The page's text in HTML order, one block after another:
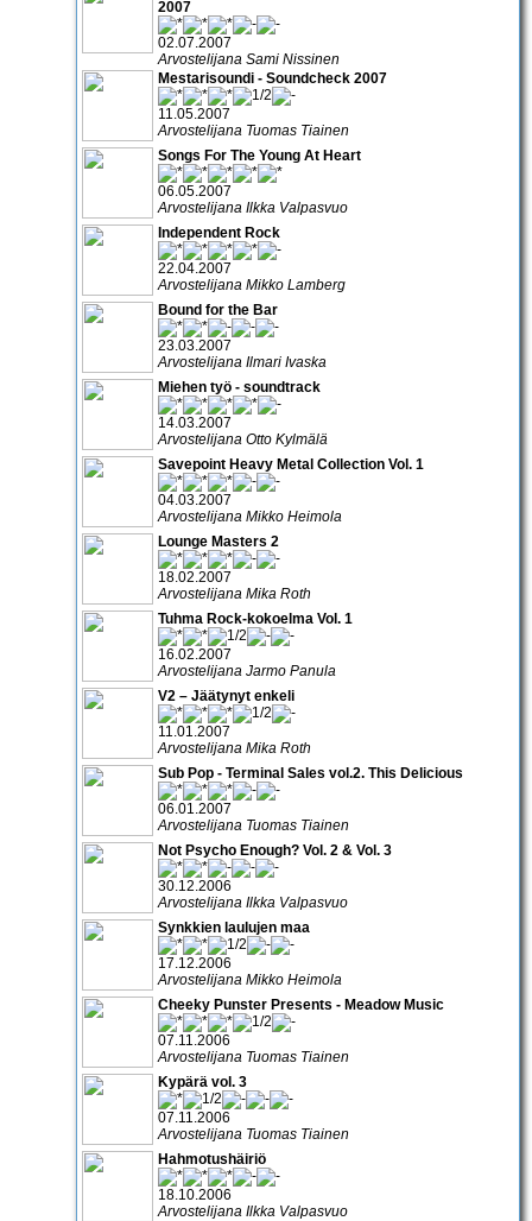
2007
02.07.2007
Arvostelijana Sami Nissinen
Mestarisoundi - Soundcheck 2007
11.05.2007
Arvostelijana Tuomas Tiainen
Songs For The Young At Heart
06.05.2007
Arvostelijana Ilkka Valpasvuo
Independent Rock
22.04.2007
Arvostelijana Mikko Lamberg
Bound for the Bar
23.03.2007
Arvostelijana Ilmari Ivaska
Miehen työ - soundtrack
14.03.2007
Arvostelijana Otto Kylmälä
Savepoint Heavy Metal Collection Vol. 1
04.03.2007
Arvostelijana Mikko Heimola
Lounge Masters 2
18.02.2007
Arvostelijana Mika Roth
Tuhma Rock-kokoelma Vol. 1
16.02.2007
Arvostelijana Jarmo Panula
V2 – Jäätynyt enkeli
11.01.2007
Arvostelijana Mika Roth
Sub Pop - Terminal Sales vol.2. This Delicious
06.01.2007
Arvostelijana Tuomas Tiainen
Not Psycho Enough? Vol. 2 & Vol. 3
30.12.2006
Arvostelijana Ilkka Valpasvuo
Synkkien laulujen maa
17.12.2006
Arvostelijana Mikko Heimola
Cheeky Punster Presents - Meadow Music
07.11.2006
Arvostelijana Tuomas Tiainen
Kypärä vol. 3
07.11.2006
Arvostelijana Tuomas Tiainen
Hahmotushäiriö
18.10.2006
Arvostelijana Ilkka Valpasvuo